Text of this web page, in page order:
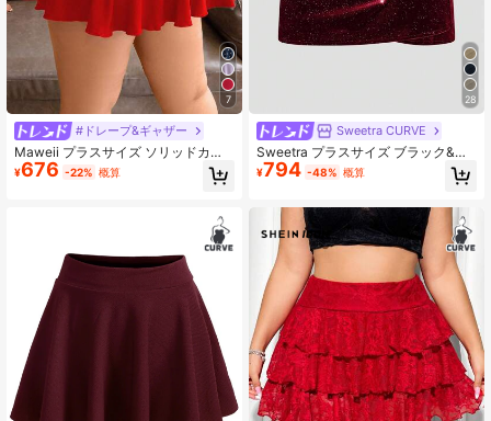
7
#ドレープ&ギャザー
Maweii プラスサイズ ソリッドカラ
ー プリーツ カジュアル サマースカ
ート
¥676 -22% 概算
28
Sweetra CURVE
Sweetra プラスサイズ ブラック&カ
ーキ カジュアル プリーツ ミニスカ
ート、スリミング&多用途
¥794 -48% 概算